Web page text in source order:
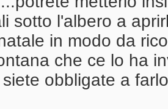
sotto l'albero a
in modo da
che ce lo ha
obbligate a